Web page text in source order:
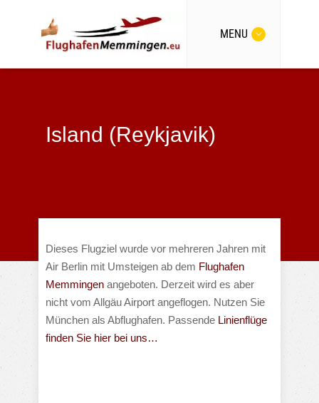
MENU
Island (Reykjavik)
Dieses Flugziel wurde vor mehreren Jahren mit
Air Berlin mit Umsteigen ab dem Flughafen
Memmingen angeboten. Derzeit wird es aber
nicht vom Allgäu Airport angeflogen. Nutzen Sie
München als Abflughafen. Passende Linienflüge
finden Sie hier bei uns…